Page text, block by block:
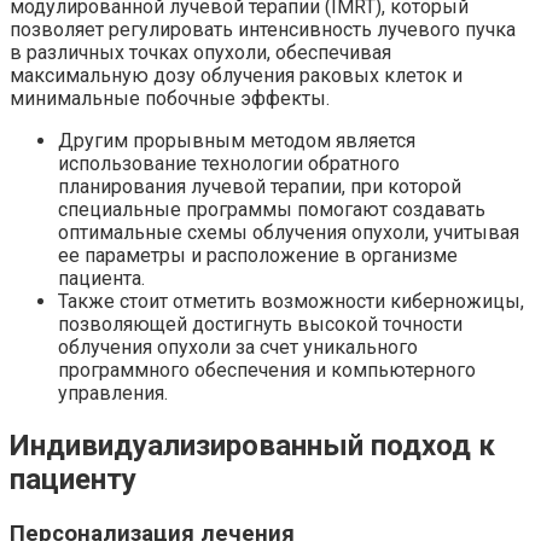
модулированной лучевой терапии (IMRT), который
позволяет регулировать интенсивность лучевого пучка
в различных точках опухоли, обеспечивая
максимальную дозу облучения раковых клеток и
минимальные побочные эффекты.
Другим прорывным методом является
использование технологии обратного
планирования лучевой терапии, при которой
специальные программы помогают создавать
оптимальные схемы облучения опухоли, учитывая
ее параметры и расположение в организме
пациента.
Также стоит отметить возможности киберножицы,
позволяющей достигнуть высокой точности
облучения опухоли за счет уникального
программного обеспечения и компьютерного
управления.
Индивидуализированный подход к
пациенту
Персонализация лечения